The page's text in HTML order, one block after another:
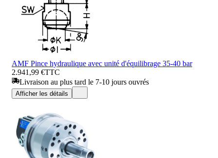
AMF Pince hydraulique avec unité d'équilibrage 35-40 bar
2.941,99 €TTC
Livraison au plus tard le 7-10 jours ouvrés
Afficher les détails